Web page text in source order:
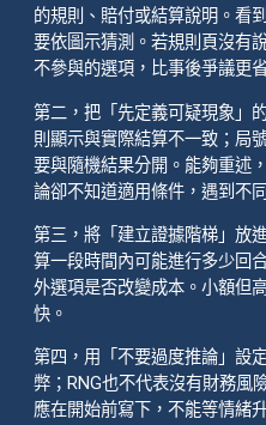
的規則、賠付或結算說明。看
要依圖示猜測。若規則頁沒有
不參與的選項，比事後爭議更
第二，把「先定義可疑現象」
則顯示與實際結算不一致；局
要與隨機結果分開。能夠重述
論卻不知道適用條件，遇到不
第三，將「建立證據階梯」放
算一段時間內可能進行多少回
外選項是否改變成本。小額但
快。
第四，用「不要過度推論」設
弊；RNG也不代表沒有財務風
應在開始前寫下，不能等情緒